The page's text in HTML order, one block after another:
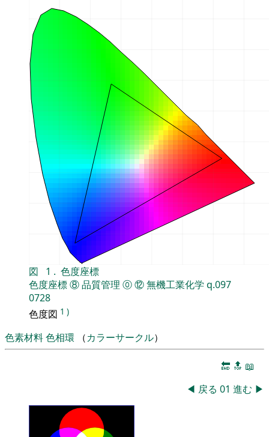
図 1 . 色度座標
色度座標⑧品質管理 ⓪⑫無機工業化学 q.097
0728
色度図 1 )
色素材料色相環 （カラーサークル）
🔚 🔝 📖
◀ 戻る 01 進む ▶